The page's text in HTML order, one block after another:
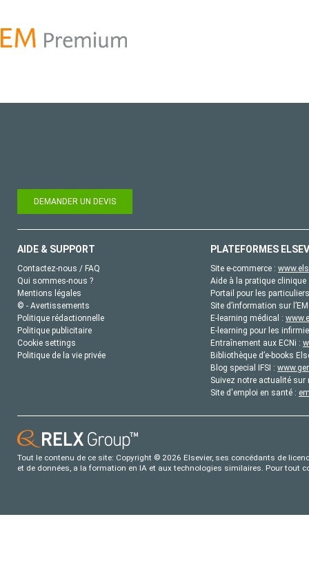
DEMANDER UN DEVIS
AIDE & SUPPORT
Contactez-nous / FAQ
Qui sommes-nous ?
Mentions légales
© - Avertissements
Politique rédactionnelle
Politique publicitaire
Cookie settings
Politique de la vie privée
PLATEFORMES
Site e-commerce :
Aide à la pratique
Portail pour les
Site d’information sur
E-learning médical :
E-learning pour les
Entraînement aux ECNi :
Bibliothèque d’e-books
Blog special IFSI :
Suivez notre actualité sur
Site d'emploi en santé :
Tout le contenu de ce site: Copyright © 2026 Elsevier, ses concédants de
et de données, a la formation en IA et aux technologies similaires. Pour tout